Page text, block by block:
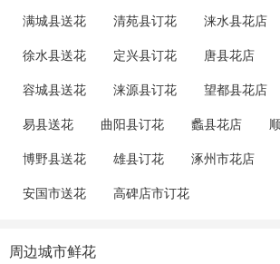
满城县送花 清苑县订花 涞水县花店
徐水县送花 定兴县订花 唐县花店
容城县送花 涞源县订花 望都县花店
易县送花 曲阳县订花 蠡县花店
博野县送花 雄县订花 涿州市花店
安国市送花 高碑店市订花
周边城市鲜花